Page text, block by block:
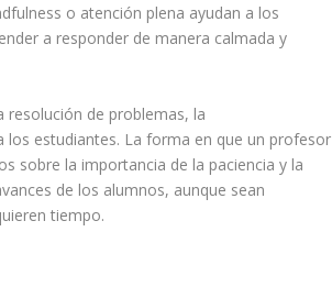
o atención plena ayudan a los
a responder de manera calmada y
resolución de problemas, la
estudiantes. La forma en que un profesor
sobre la importancia de la paciencia y la
de los alumnos, aunque sean
tiempo.